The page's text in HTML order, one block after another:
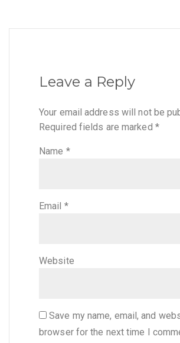
Leave a Reply
Your email address will not be
Required fields are marked *
Name *
Email *
Website
Save my name, email, and
browser for the next time I